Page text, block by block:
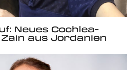
Neues Cochlea-
aus Jordanien